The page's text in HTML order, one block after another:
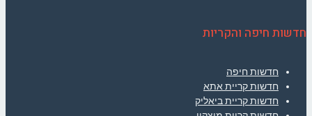
חדשות חיפה והקריות
חדשות חיפה
חדשות קריית אתא
חדשות קריית ביאליק